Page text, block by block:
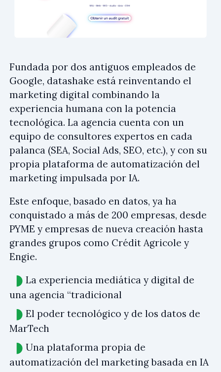
Fundada por dos antiguos empleados de
Google, datashake está reinventando el
marketing digital combinando la
experiencia humana con la potencia
tecnológica. La agencia cuenta con un
equipo de consultores expertos en cada
palanca (SEA, Social Ads, SEO, etc.), y con su
propia plataforma de automatización del
marketing impulsada por IA.
Este enfoque, basado en datos, ya ha
conquistado a más de 200 empresas, desde
PYME y empresas de nueva creación hasta
grandes grupos como Crédit Agricole y
Engie.
La experiencia mediática y digital de
una agencia “tradicional
El poder tecnológico y de los datos de
MarTech
Una plataforma propia de
automatización del marketing basada en IA